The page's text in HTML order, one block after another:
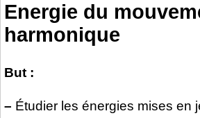
Energie du
harmonique
But :
– Étudier les énergies mises en